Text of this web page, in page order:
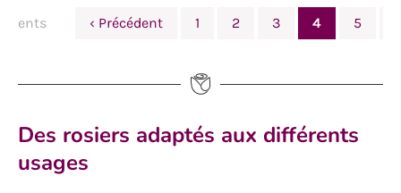
‹ Précédent 1 2 3 4 5
Des rosiers adaptés aux différents
usages